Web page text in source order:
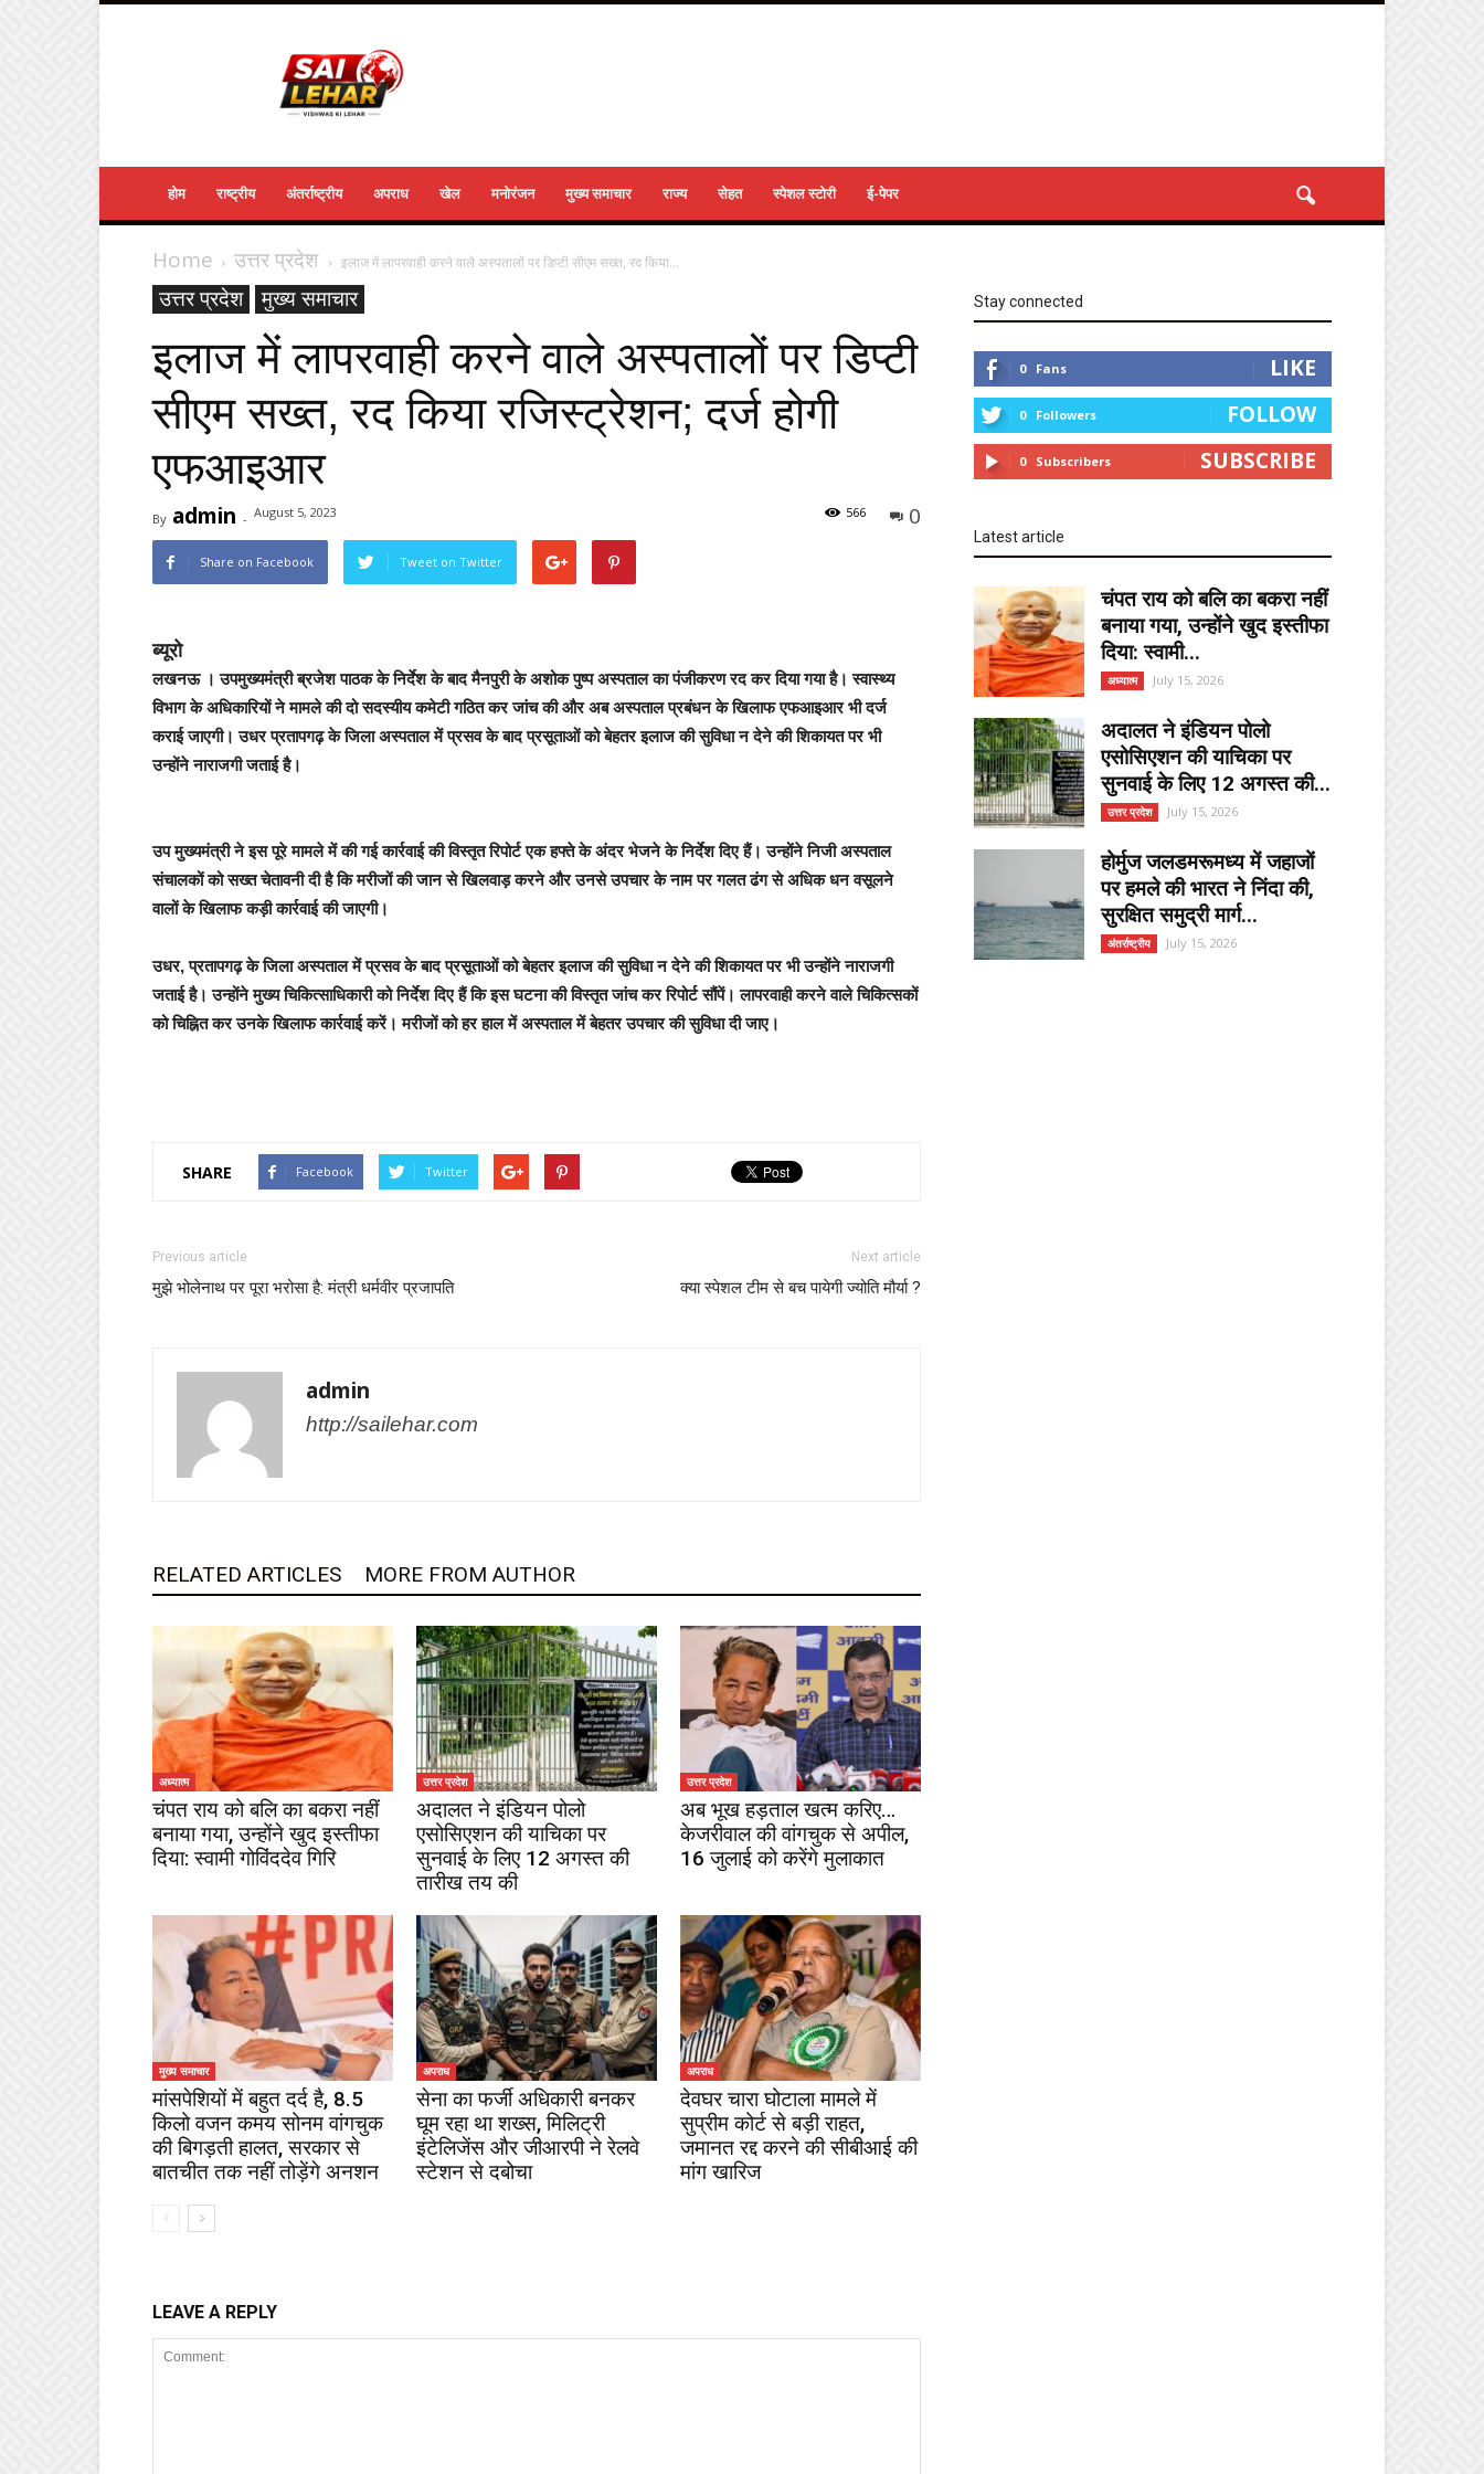
होम राष्ट्रीय अंतर्राष्ट्रीय अपराध खेल मनोरंजन मुख्य समाचार राज्य सेहत स्पेशल स्टोरी ई-पेपर
Home उत्तर प्रदेश इलाज में लापरवाही करने वाले अस्‍पतालों पर ड‍िप्‍टी सीएम सख्‍त, रद क‍िया...
उत्तर प्रदेश मुख्य समाचार
इलाज में लापरवाही करने वाले अस्‍पतालों पर ड‍िप्‍टी
सीएम सख्‍त, रद क‍िया रज‍िस्‍ट्रेशन; दर्ज होगी
एफआइआर
By admin - August 5, 2023 0
566
Share on Facebook Tweet on Twitter
ब्यूरो
लखनऊ ।उपमुख्यमंत्री ब्रजेश पाठक के न‍िर्देश के बाद मैनपुरी के अशोक पुष्प अस्पताल का पंजीकरण रद कर दिया गया है। स्वास्थ्य
विभाग के अधिकारियों ने मामले की दो सदस्यीय कमेटी गठित कर जांच की और अब अस्पताल प्रबंधन के खिलाफ एफआइआर भी दर्ज
कराई जाएगी। उधर प्रतापगढ़ के जिला अस्पताल में प्रसव के बाद प्रसूताओं को बेहतर इलाज की सुविधा न देने की शिकायत पर भी
उन्होंने नाराजगी जताई है।
उप मुख्यमंत्री ने इस पूरे मामले में की गई कार्रवाई की विस्तृत रिपोर्ट एक हफ्ते के अंदर भेजने के निर्देश दिए हैं। उन्होंने निजी अस्पताल
संचालकों को सख्त चेतावनी दी है कि मरीजों की जान से खिलवाड़ करने और उनसे उपचार के नाम पर गलत ढंग से अधिक धन वसूलने
वालों के खिलाफ कड़ी कार्रवाई की जाएगी।
उधर, प्रतापगढ़ के जिला अस्पताल में प्रसव के बाद प्रसूताओं को बेहतर इलाज की सुविधा न देने की शिकायत पर भी उन्होंने नाराजगी
जताई है। उन्होंने मुख्य चिकित्साधिकारी को निर्देश दिए हैं कि इस घटना की विस्तृत जांच कर रिपोर्ट सौंपें। लापरवाही करने वाले चिकित्सकों
को चिह्नित कर उनके खिलाफ कार्रवाई करें। मरीजों को हर हाल में अस्पताल में बेहतर उपचार की सुविधा दी जाए।
SHARE Facebook Twitter
Previous article
मुझे भोलेनाथ पर पूरा भरोसा है: मंत्री धर्मवीर प्रजापति
Next article
क्या स्पेशल टीम से बच पायेगी ज्योति मौर्या ?
admin
http://sailehar.com
RELATED ARTICLES MORE FROM AUTHOR
अध्यात्म
चंपत राय को बलि का बकरा नहीं
बनाया गया, उन्होंने खुद इस्तीफा
दिया: स्वामी गोविंददेव गिरि
उत्तर प्रदेश
अदालत ने इंडियन पोलो
एसोसिएशन की याचिका पर
सुनवाई के लिए 12 अगस्त की
तारीख तय की
उत्तर प्रदेश
अब भूख हड़ताल खत्म करिए…
केजरीवाल की वांगचुक से अपील,
16 जुलाई को करेंगे मुलाकात
मुख्य समाचार
मांसपेशियों में बहुत दर्द है, 8.5
किलो वजन कमय सोनम वांगचुक
की बिगड़ती हालत, सरकार से
बातचीत तक नहीं तोड़ेंगे अनशन
अपराध
सेना का फर्जी अधिकारी बनकर
घूम रहा था शख्स, मिलिट्री
इंटेलिजेंस और जीआरपी ने रेलवे
स्टेशन से दबोचा
अपराध
देवघर चारा घोटाला मामले में
सुप्रीम कोर्ट से बड़ी राहत,
जमानत रद्द करने की सीबीआई की
मांग खारिज
LEAVE A REPLY
Stay connected
0 Fans LIKE
0 Followers FOLLOW
0 Subscribers SUBSCRIBE
Latest article
चंपत राय को बलि का बकरा नहीं
बनाया गया, उन्होंने खुद इस्तीफा
दिया: स्वामी...
अध्यात्म July 15, 2026
अदालत ने इंडियन पोलो
एसोसिएशन की याचिका पर
सुनवाई के लिए 12 अगस्त की...
उत्तर प्रदेश July 15, 2026
होर्मुज जलडमरूमध्य में जहाजों
पर हमले की भारत ने निंदा की,
सुरक्षित समुद्री मार्ग...
अंतर्राष्ट्रीय July 15, 2026